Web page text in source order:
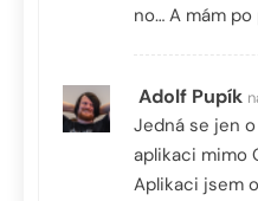
no… A mám
Adolf Pupík
Jedná se jen
aplikaci mimo
Aplikaci jsem